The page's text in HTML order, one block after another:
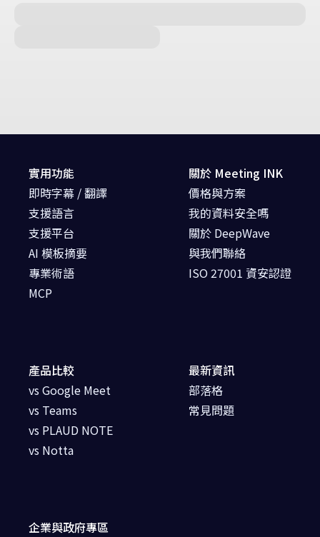
實用功能
即時字幕 / 翻譯
支援語言
支援平台
AI 模板摘要
專業術語
MCP
企業與政府專區
最新資訊
部落格
常見問題
產品比較
vs Google Meet
vs Teams
vs PLAUD NOTE
vs Notta
關於 Meeting INK
價格與方案
我的資料安全嗎
關於 DeepWave
與我們聯絡
ISO 27001 資安認證